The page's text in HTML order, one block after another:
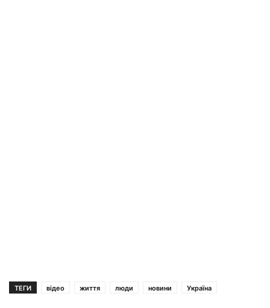
ТЕГИ відео життя люди новини Україна